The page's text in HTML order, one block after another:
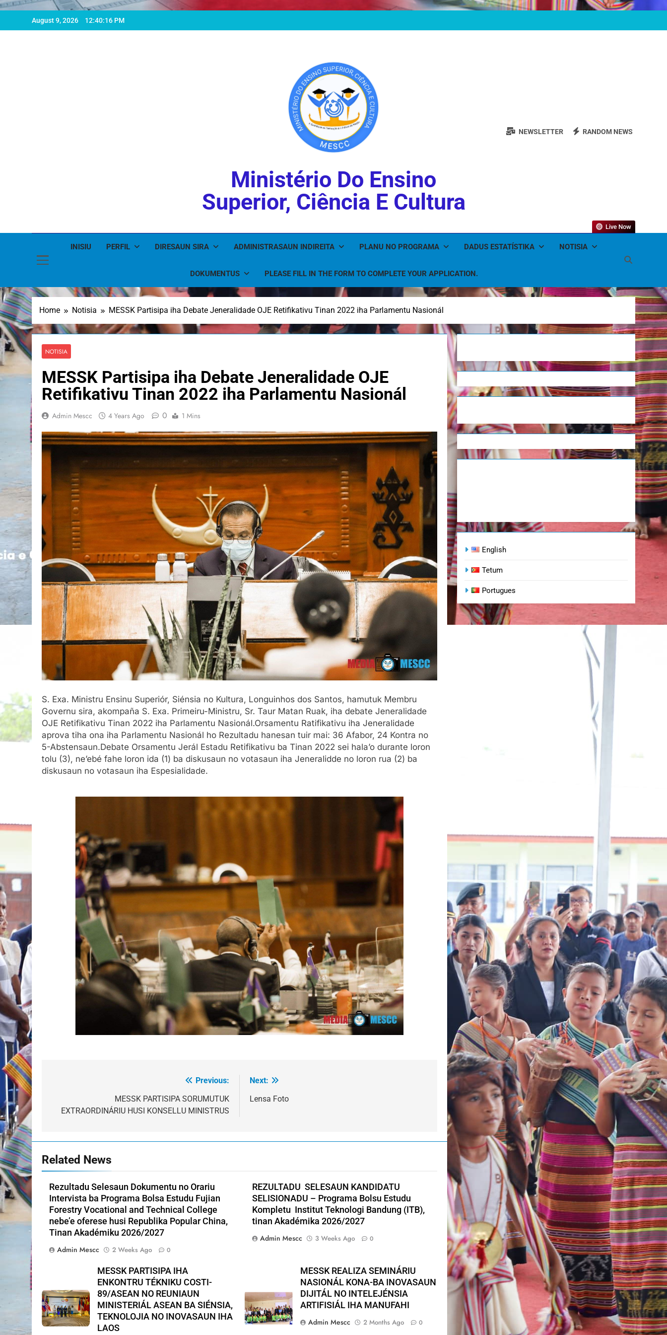
August 9, 2026 12:40:18 PM
Ministério Do Ensino
Superior, Ciência E Cultura
NEWSLETTER RANDOM NEWS
INISIU PERFIL DIRESAUN SIRA ADMINISTRASAUN INDIREITA PLANU NO PROGRAMA DADUS ESTATÍSTIKA NOTISIA
DOKUMENTUS PLEASE FILL IN THE FORM TO COMPLETE YOUR APPLICATION.
Live Now
Home Notisia MESSK Partisipa iha Debate Jeneralidade OJE Retifikativu Tinan 2022 iha Parlamentu Nasionál
NOTISIA
MESSK Partisipa iha Debate Jeneralidade OJE
Retifikativu Tinan 2022 iha Parlamentu Nasionál
Admin Mescc 4 Years Ago 0 1 Mins
S. Exa. Ministru Ensinu Superiór, Siénsia no Kultura, Longuinhos dos Santos, hamutuk Membru
Governu sira, akompaña S. Exa. Primeiru-Ministru, Sr. Taur Matan Ruak, iha debate Jeneralidade
OJE Retifikativu Tinan 2022 iha Parlamentu Nasionál.Orsamentu Ratifikativu iha Jeneralidade
aprova tiha ona iha Parlamentu Nasionál ho Rezultadu hanesan tuir mai: 36 Afabor, 24 Kontra no
5-Abstensaun.Debate Orsamentu Jerál Estadu Retifikativu ba Tinan 2022 sei hala’o durante loron
tolu (3), ne’ebé fahe loron ida (1) ba diskusaun no votasaun iha Jeneralidde no loron rua (2) ba
diskusaun no votasaun iha Espesialidade.
Previous:
MESSK PARTISIPA SORUMUTUK
EXTRAORDINÁRIU HUSI KONSELLU MINISTRUS
Next:
Lensa Foto
Related News
Rezultadu Selesaun Dokumentu no Orariu
Intervista ba Programa Bolsa Estudu Fujian
Forestry Vocational and Technical College
nebe’e oferese husi Republika Popular China,
Tinan Akadémiku 2026/2027
Admin Mescc
2 Weeks Ago 0
REZULTADU SELESAUN KANDIDATU
SELISIONADU – Programa Bolsu Estudu
Kompletu Institut Teknologi Bandung (ITB),
tinan Akadémika 2026/2027
Admin Mescc
3 Weeks Ago 0
MESSK PARTISIPA IHA
ENKONTRU TÉKNIKU COSTI-
89/ASEAN NO REUNIAUN
MINISTERIÁL ASEAN BA SIÉNSIA,
TEKNOLOJIA NO INOVASAUN IHA
LAOS
MESSK REALIZA SEMINÁRIU
NASIONÁL KONA-BA INOVASAUN
DIJITÁL NO INTELEJÉNSIA
ARTIFISIÁL IHA MANUFAHI
Admin Mescc
2 Months Ago 0
English
Tetum
Portugues